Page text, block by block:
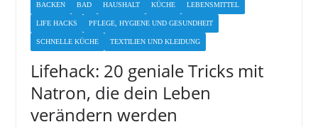
BACKEN BAD HAUSHALT KÜCHE LEBENSMITTEL
LIFE HACKS PFLEGE, HYGIENE UND GESUNDHEIT
SCHNELLE KÜCHE TEXTILIEN UND KLEIDUNG
Lifehack: 20 geniale Tricks mit
Natron, die dein Leben
verändern werden